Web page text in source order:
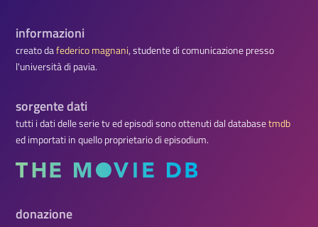
informazioni
creato dafederico magnani, studente di comunicazione presso
l'università di pavia.
sorgente dati
tutti i dati delle serie tv ed episodi sono ottenuti dal databasetmdb
ed importati in quello proprietario di episodium.
donazione